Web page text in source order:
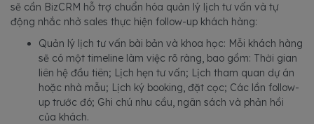
sẽ cần BizCRM hỗ trợ chuẩn hóa quản lý lịch tư vấn và tự
động nhắc nhở sales thực hiện follow-up khách hàng:
Quản lý lịch tư vấn bài bản và khoa học: Mỗi khách hàng
sẽ có một timeline làm việc rõ ràng, bao gồm: Thời gian
liên hệ đầu tiên; Lịch hẹn tư vấn; Lịch tham quan dự án
hoặc nhà mẫu; Lịch ký booking, đặt cọc; Các lần follow-
up trước đó; Ghi chú nhu cầu, ngân sách và phản hồi
của khách.